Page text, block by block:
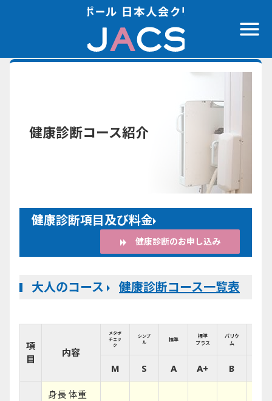
健康診断コース紹介
健康診断項目及び料金
健康診断のお申し込み
大人のコース 健康診断コース一覧表
項
目
内容
メタボ
チェッ
ク
シンプ
ル
標準
標準
プラス
バリウ
ム
M S A A+ B
身長 体重